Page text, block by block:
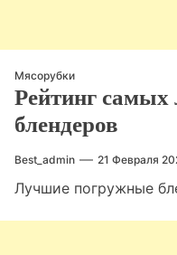
Мясорубки
Рейтинг
блендеров
Best_admin 21 Февраля
Лучшие погружные